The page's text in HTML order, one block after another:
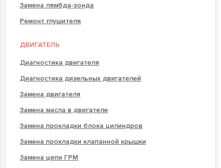
Замена лямбда-зонда
Ремонт глушителя
ДВИГАТЕЛЬ
Диагностика двигателя
Диагностика дизельных двигателей
Замена двигателя
Замена масла в двигателе
Замена прокладки блока цилиндров
Замена прокладки клапанной крышки
Замена цепи ГРМ